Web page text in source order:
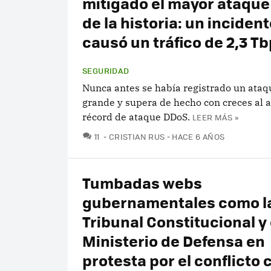
de la historia: un
causó un tráfico de 2,3
SEGURIDAD
Nunca antes se había registrado un
grande y supera de hecho con creces al
récord de ataque DDoS. LEER MÁS »
11 COMENTARIOS
CRISTIAN RUS HACE 6 AÑOS
Tumbadas webs
gubernamentales como
Tribunal Constitucional y
Ministerio de Defensa en
protesta por el conflicto